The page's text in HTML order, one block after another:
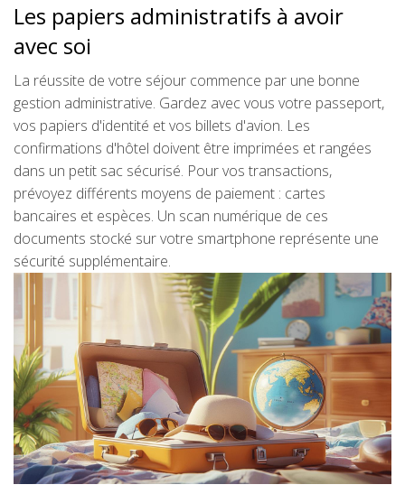
Les papiers administratifs à avoir
avec soi
La réussite de votre séjour commence par une bonne
gestion administrative. Gardez avec vous votre passeport,
vos papiers d'identité et vos billets d'avion. Les
confirmations d'hôtel doivent être imprimées et rangées
dans un petit sac sécurisé. Pour vos transactions,
prévoyez différents moyens de paiement : cartes
bancaires et espèces. Un scan numérique de ces
documents stocké sur votre smartphone représente une
sécurité supplémentaire.